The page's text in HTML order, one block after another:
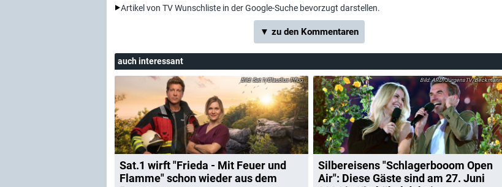
Artikel von TV Wunschliste in der Google-Suche bevorzugt darstellen.
▼ zu den Kommentaren
auch interessant
Sat.1/Claudius Pflug
Sat.1 wirft "Frieda - Mit Feuer und
Flamme" schon wieder aus dem
ARD/JürgensTV/Beckmann
Silbereisens "Schlagerbooom Open
Air": Diese Gäste sind am 27. Juni